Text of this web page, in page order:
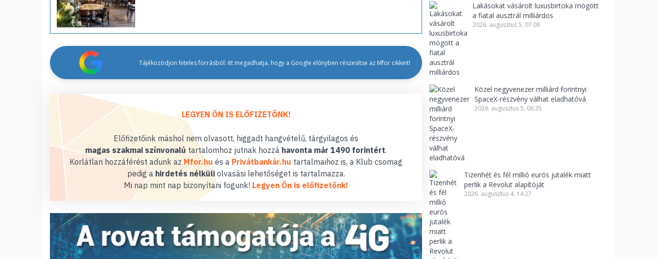
Tájékozódjon hiteles forrásból: itt megadhatja, hogy a Google előnyben részesítse az Mfor cikkeit!
LEGYEN ÖN IS ELŐFIZETŐNK!
Előfizetőink máshol nem olvasott, higgadt hangvételű, tárgyilagos és
magas szakmai színvonalú tartalomhoz jutnak hozzá havonta már 1490 forintért.
Korlátlan hozzáférést adunk az Mfor.hu és a Privátbankár.hu tartalmaihoz is, a Klub csomag
pedig ahirdetés nélküliolvasási lehetőséget is tartalmazza.
Mi nap mint nap bizonyítani fogunk! Legyen Ön is előfizetőnk!
Lakásokat vásárolt luxusbirtoka mögött
a fiatal ausztrál milliárdos
2026. augusztus 5. 07:08
Közel negyvenezer milliárd forintnyi
SpaceX-részvény válhat eladhatóvá
2026. augusztus 5. 06:35
Tizenhét és fél millió eurós jutalék miatt
perlik a Revolut alapítóját
2026. augusztus 4. 14:27